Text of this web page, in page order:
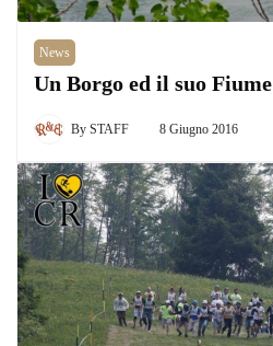
News
Un Borgo ed il suo Fiume
By STAFF 8 Giugno 2016